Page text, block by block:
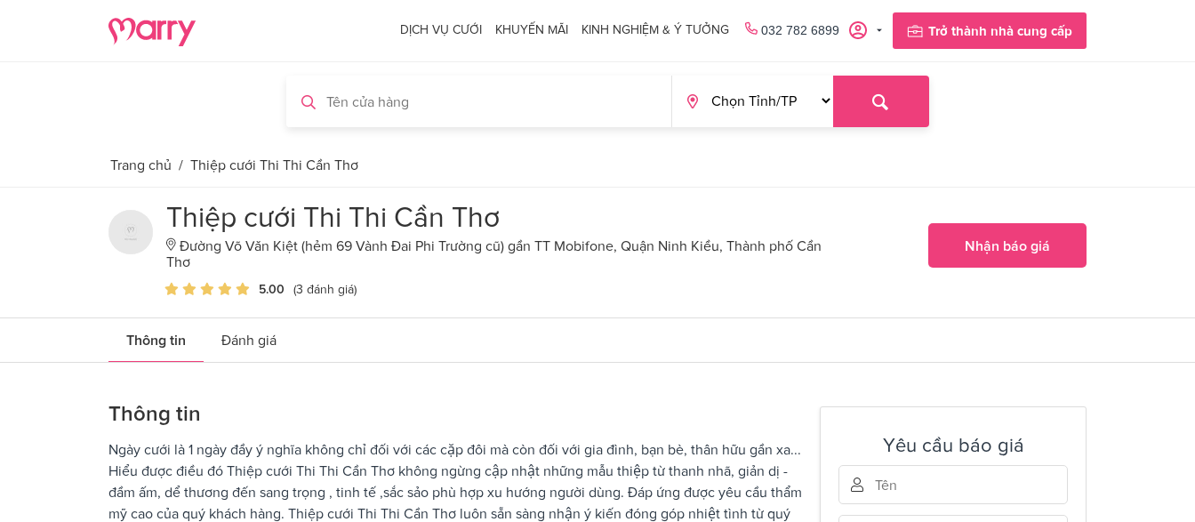
Trở thành nhà cung cấp
032 782 6899
DỊCH VỤ CƯỚI KHUYẾN MÃI KINH NGHIỆM & Ý TƯỞNG
Trang chủ / Thiệp cưới Thi Thi Cần Thơ
Thiệp cưới Thi Thi Cần Thơ
Đường Võ Văn Kiệt (hẻm 69 Vành Đai Phi Trường cũ) gần TT Mobifone, Quận Ninh Kiều, Thành phố Cần
Thơ
5.00 (3 đánh giá)
Nhận báo giá
Thông tin Đánh giá
Thông tin
Ngày cưới là 1 ngày đầy ý nghĩa không chỉ đối với các cặp đôi mà còn đối với gia đình, bạn bè, thân hữu gần xa...
Hiểu được điều đó Thiệp cưới Thi Thi Cần Thơ không ngừng cập nhật những mẫu thiệp từ thanh nhã, giản dị -
đầm ấm, dể thương đến sang trọng , tinh tế ,sắc sảo phù hợp xu hướng người dùng. Đáp ứng được yêu cầu thẩm
mỹ cao của quý khách hàng. Thiệp cưới Thi Thi Cần Thơ luôn sẵn sàng nhận ý kiến đóng góp nhiệt tình từ quý
Yêu cầu báo giá